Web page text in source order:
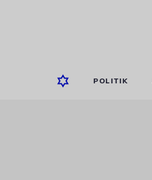
POLITIK